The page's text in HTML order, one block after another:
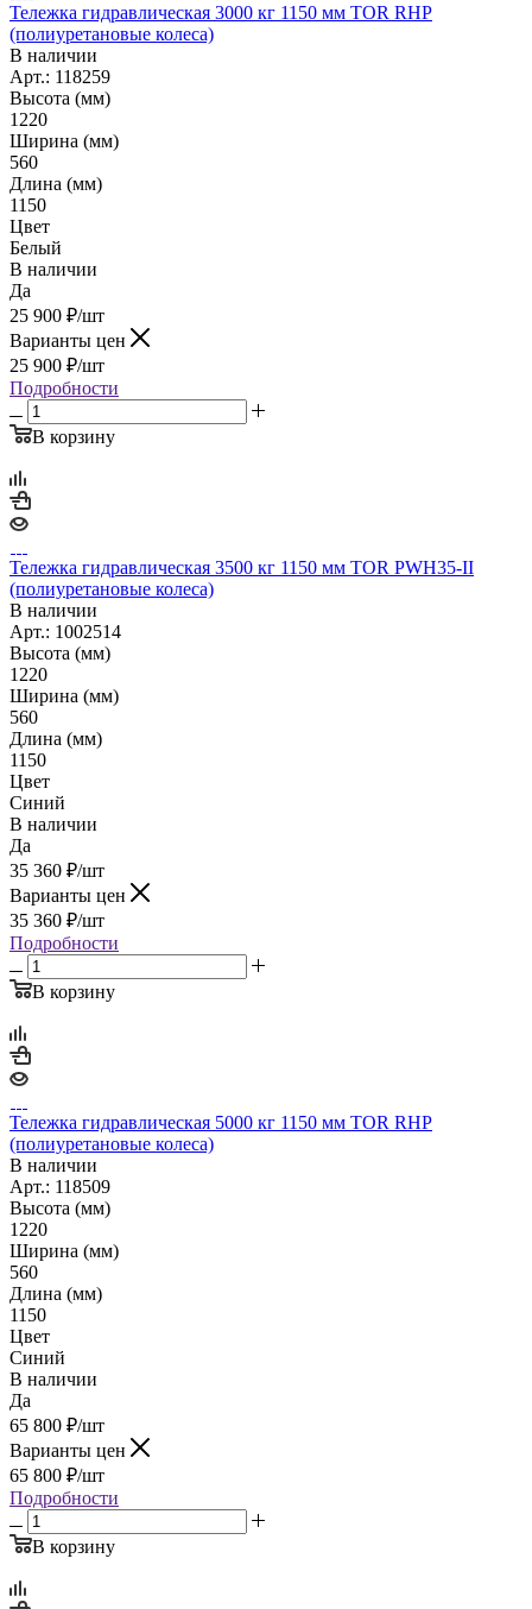
Тележка гидравлическая 3000 кг 1150 мм TOR RHP
(полиуретановые колеса)
В наличии
Арт.: 118259
Высота (мм)
1220
Ширина (мм)
560
Длина (мм)
1150
Цвет
Белый
В наличии
Да
25 900 ₽/шт
Варианты цен
25 900 ₽/шт
Подробности
В корзину
Тележка гидравлическая 3500 кг 1150 мм TOR PWH35-II
(полиуретановые колеса)
В наличии
Арт.: 1002514
Высота (мм)
1220
Ширина (мм)
560
Длина (мм)
1150
Цвет
Синий
В наличии
Да
35 360 ₽/шт
Варианты цен
35 360 ₽/шт
Подробности
В корзину
Тележка гидравлическая 5000 кг 1150 мм TOR RHP
(полиуретановые колеса)
В наличии
Арт.: 118509
Высота (мм)
1220
Ширина (мм)
560
Длина (мм)
1150
Цвет
Синий
В наличии
Да
65 800 ₽/шт
Варианты цен
65 800 ₽/шт
Подробности
В корзину